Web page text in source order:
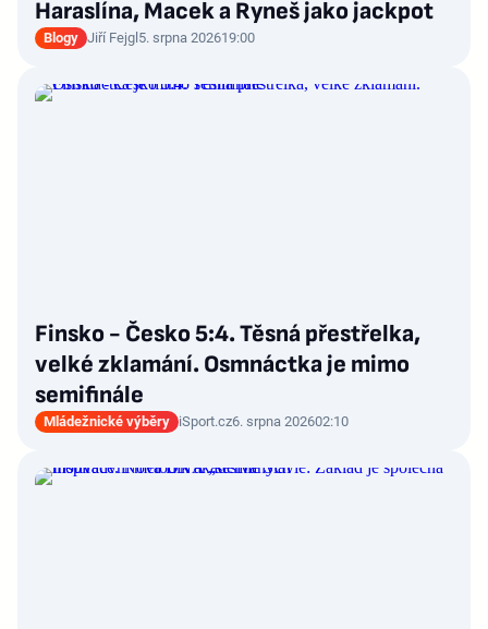
Haraslína, Macek a Ryneš jako jackpot
Blogy Jiří Fejgl 5. srpna 202619:00
Finsko - Česko 5:4. Těsná přestřelka,
velké zklamání. Osmnáctka je mimo
semifinále
Mládežnické výběry iSport.cz6. srpna 202602:10